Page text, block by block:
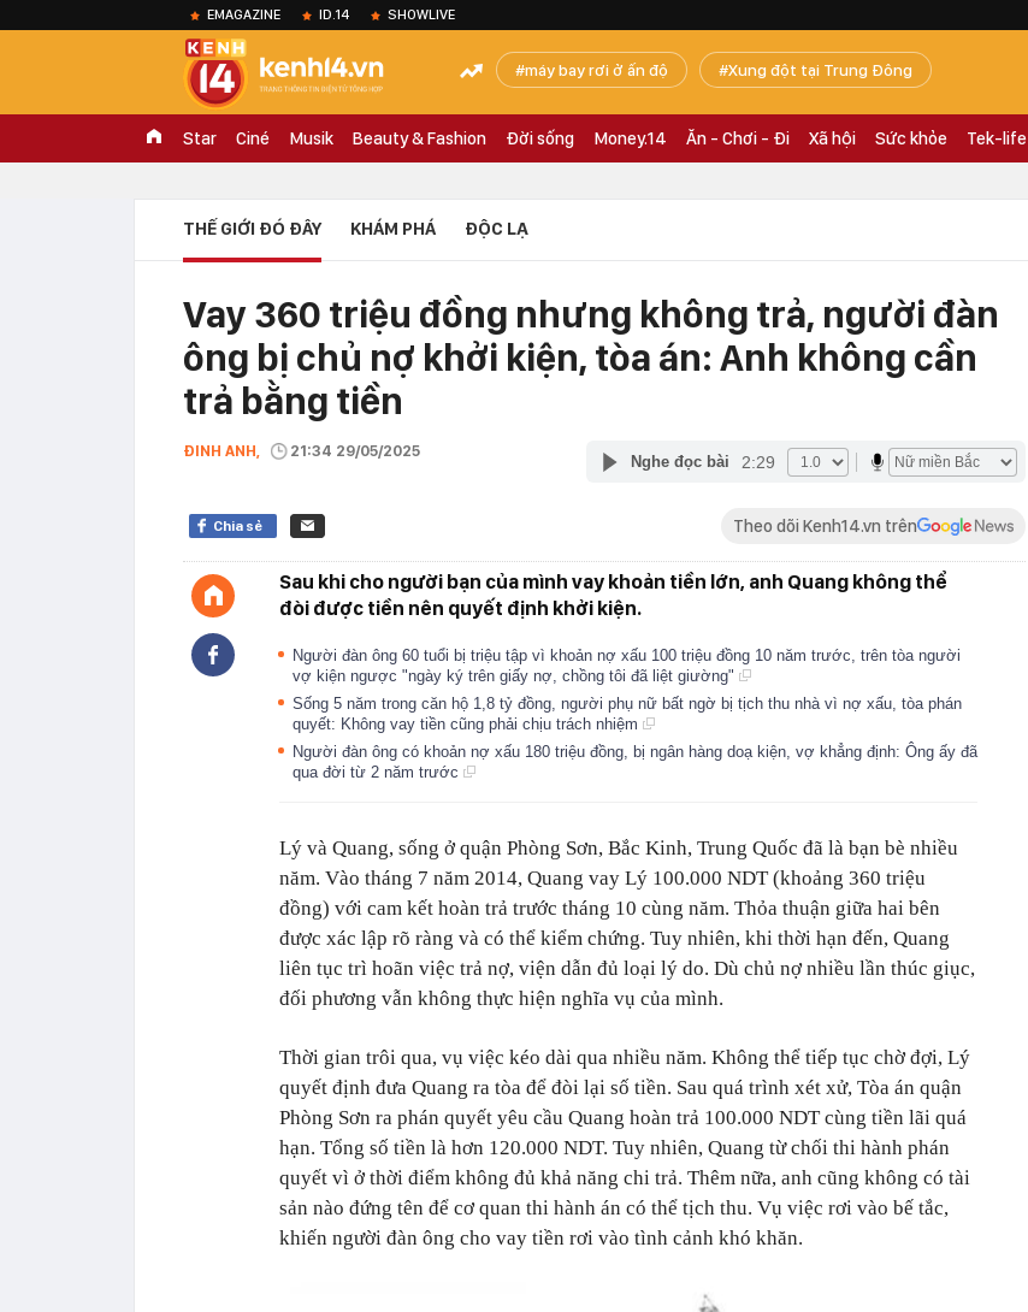
EMAGAZINE ID.14 SHOWLIVE
máy bay rơi ở ấn độ Xung đột tại Trung Đông
Star Ciné Musik Beauty & Fashion Đời sống Money.14 Ăn - Chơi - Đi Xã hội Sức khỏe Tek-life
THẾ GIỚI ĐÓ ĐÂY KHÁM PHÁ ĐỘC LẠ
Vay 360 triệu đồng nhưng không trả, người đàn
ông bị chủ nợ khởi kiện, tòa án: Anh không cần
trả bằng tiền
ĐINH ANH, 21:34 29/05/2025
Nghe đọc bài 2:29
Chia sẻ Theo dõi Kenh14.vn trên
Sau khi cho người bạn của mình vay khoản tiền lớn, anh Quang không thể
đòi được tiền nên quyết định khởi kiện.
Người đàn ông 60 tuổi bị triệu tập vì khoản nợ xấu 100 triệu đồng 10 năm trước, trên tòa người
vợ kiện ngược "ngày ký trên giấy nợ, chồng tôi đã liệt giường"
Sống 5 năm trong căn hộ 1,8 tỷ đồng, người phụ nữ bất ngờ bị tịch thu nhà vì nợ xấu, tòa phán
quyết: Không vay tiền cũng phải chịu trách nhiệm
Người đàn ông có khoản nợ xấu 180 triệu đồng, bị ngân hàng doạ kiện, vợ khẳng định: Ông ấy đã
qua đời từ 2 năm trước
Lý và Quang, sống ở quận Phòng Sơn, Bắc Kinh, Trung Quốc đã là bạn bè nhiều
năm. Vào tháng 7 năm 2014, Quang vay Lý 100.000 NDT (khoảng 360 triệu
đồng) với cam kết hoàn trả trước tháng 10 cùng năm. Thỏa thuận giữa hai bên
được xác lập rõ ràng và có thể kiểm chứng. Tuy nhiên, khi thời hạn đến, Quang
liên tục trì hoãn việc trả nợ, viện dẫn đủ loại lý do. Dù chủ nợ nhiều lần thúc giục,
đối phương vẫn không thực hiện nghĩa vụ của mình.
Thời gian trôi qua, vụ việc kéo dài qua nhiều năm. Không thể tiếp tục chờ đợi, Lý
quyết định đưa Quang ra tòa để đòi lại số tiền. Sau quá trình xét xử, Tòa án quận
Phòng Sơn ra phán quyết yêu cầu Quang hoàn trả 100.000 NDT cùng tiền lãi quá
hạn. Tổng số tiền là hơn 120.000 NDT. Tuy nhiên, Quang từ chối thi hành phán
quyết vì ở thời điểm không đủ khả năng chi trả. Thêm nữa, anh cũng không có tài
sản nào đứng tên để cơ quan thi hành án có thể tịch thu. Vụ việc rơi vào bế tắc,
khiến người đàn ông cho vay tiền rơi vào tình cảnh khó khăn.